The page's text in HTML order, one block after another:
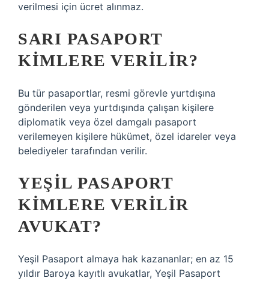
verilmesi için ücret alınmaz.
SARI PASAPORT
KIMLERE VERILIR?
Bu tür pasaportlar, resmi görevle yurtdışına
gönderilen veya yurtdışında çalışan kişilere
diplomatik veya özel damgalı pasaport
verilemeyen kişilere hükümet, özel idareler veya
belediyeler tarafından verilir.
YEŞIL PASAPORT
KIMLERE VERILIR
AVUKAT?
Yeşil Pasaport almaya hak kazananlar; en az 15
yıldır Baroya kayıtlı avukatlar, Yeşil Pasaport